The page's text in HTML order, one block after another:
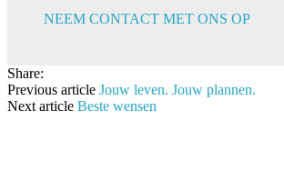
NEEM CONTACT MET ONS OP
Share:
Previous article Jouw leven. Jouw plannen.
Next article Beste wensen